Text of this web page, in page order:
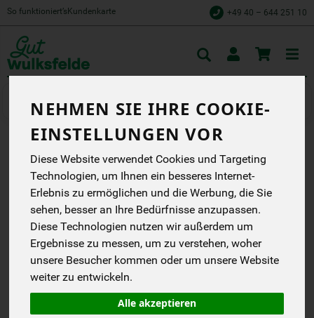
NEHMEN SIE IHRE COOKIE-
EINSTELLUNGEN VOR
Diese Website verwendet Cookies und Targeting
Technologien, um Ihnen ein besseres Internet-
Erlebnis zu ermöglichen und die Werbung, die Sie
sehen, besser an Ihre Bedürfnisse anzupassen.
Diese Technologien nutzen wir außerdem um
Ergebnisse zu messen, um zu verstehen, woher
unsere Besucher kommen oder um unsere Website
weiter zu entwickeln.
Alle akzeptieren
So funktioniert’s Kundenkarte +49 40 – 644 251 10
Kaffee, Tee & Kakao Kaffee
MAYA KAFFEE BOHNE
Maya Kaffe
EG
16,99 € * / 500 g
(33,98 € / kg)
inkl. 7% MwSt.
Toggle